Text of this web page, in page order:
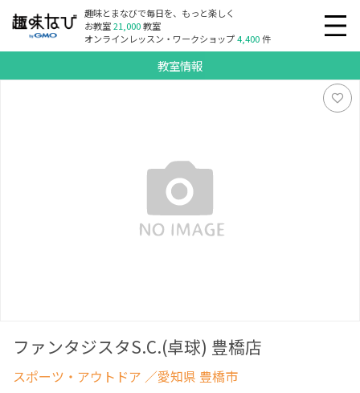
趣味とまなびで毎日を、もっと楽しく
お教室21,000教室
オンラインレッスン・ワークショップ4,400件
教室情報
ファンタジスタS.C.(卓球) 豊橋店
スポーツ・アウトドア ／愛知県 豊橋市